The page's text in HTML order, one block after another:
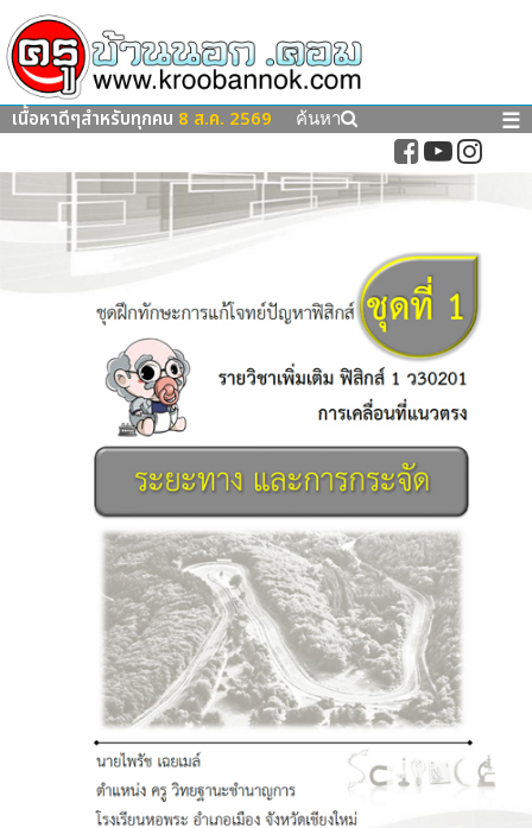
เนื้อหาดีๆสำหรับทุกคน 8 ส.ค. 2569 ค้นหา ☰